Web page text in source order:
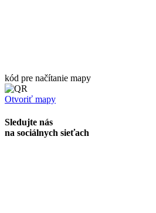
kód pre načítanie mapy
Otvoriť mapy
Sledujte nás
na sociálnych sieťach